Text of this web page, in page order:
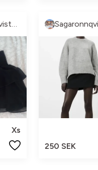
Sagaronnqvistberg
Xs
250 SEK